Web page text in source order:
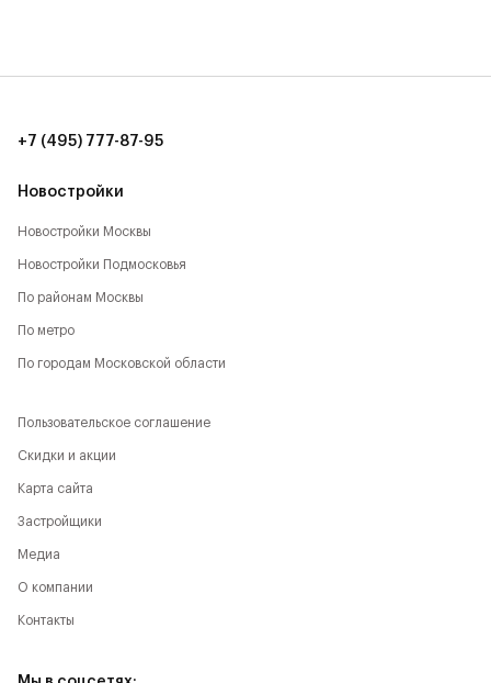
Новостройки
Новостройки Москвы
Новостройки Подмосковья
По районам Москвы
По метро
По городам Московской области
+7 (495) 777-87-95
Пользовательское соглашение
Скидки и акции
Карта сайта
Застройщики
Медиа
О компании
Контакты